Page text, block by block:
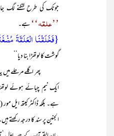
جونک کی طرح لٹکنے لگ
’’علقہ‘‘ہے۔
{فَخَلَقۡنَا الۡعَلَقَۃَ
گوشت کا لوتھڑا بنا دیا‘‘
پھر اگلے مرحلے میں
ایک نیم چبائے ہوئے
ہے۔ بلکہ ڈاکٹر کیتھ ایل
الجنین پر سند کا درجہ